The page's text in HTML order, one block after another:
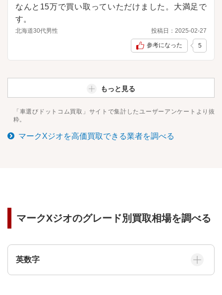
なんと15万で買い取っていただけました。大満足で
す。
北海道30代男性 投稿日： 2025-02-27
参考になった 5
もっと見る
「車選びドットコム買取」サイトで集計したユーザーアンケートより抜
粋。
マークXジオを高価買取できる業者を調べる
マークXジオのグレード別買取相場を調べる
英数字